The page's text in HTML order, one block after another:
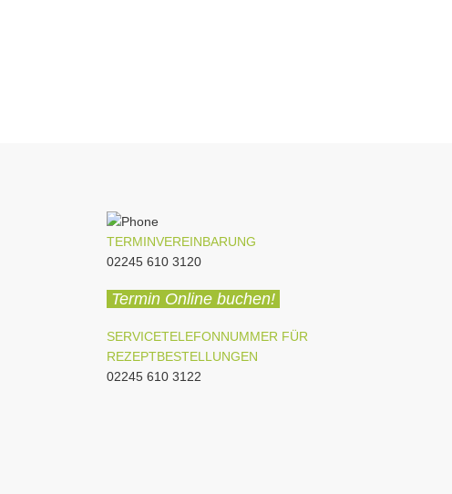
TERMINVEREINBARUNG
02245 610 3120
Termin Online buchen!
SERVICETELEFONNUMMER FÜR
REZEPTBESTELLUNGEN
02245 610 3122